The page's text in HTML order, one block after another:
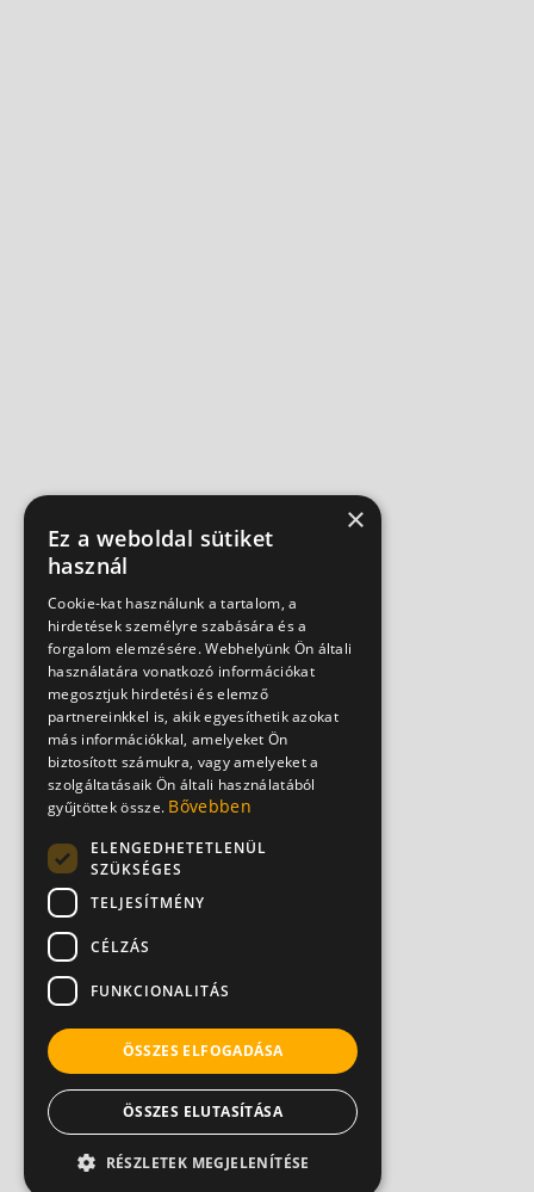
×
Ez a weboldal sütiket
használ
Cookie-kat használunk a tartalom, a
hirdetések személyre szabására és a
forgalom elemzésére. Webhelyünk Ön általi
használatára vonatkozó információkat
megosztjuk hirdetési és elemző
partnereinkkel is, akik egyesíthetik azokat
más információkkal, amelyeket Ön
biztosított számukra, vagy amelyeket a
szolgáltatásaik Ön általi használatából
gyűjtöttek össze. Bővebben
ELENGEDHETETLENÜL
SZÜKSÉGES
TELJESÍTMÉNY
CÉLZÁS
FUNKCIONALITÁS
ÖSSZES ELFOGADÁSA
ÖSSZES ELUTASÍTÁSA
RÉSZLETEK MEGJELENÍTÉSE